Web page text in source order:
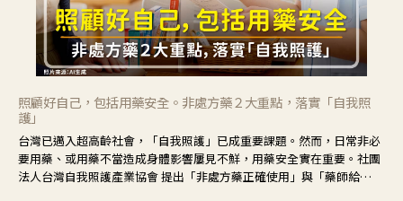
照顧好自己，包括用藥安全。非處方藥２大重點，落實「自我照
護」
台灣已邁入超高齡社會，「自我照護」已成重要課題。然而，日常非必
要用藥、或用藥不當造成身體影響屢見不鮮，用藥安全實在重要。社團
法人台灣自我照護產業協會 提出「非處方藥正確使用」與「藥師給